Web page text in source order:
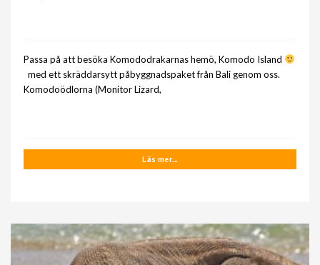
Passa på att besöka Komododrakarnas hemö, Komodo Island
med ett skräddarsytt påbyggnadspaket från Bali genom oss.
Komodoödlorna (Monitor Lizard,
Läs mer...